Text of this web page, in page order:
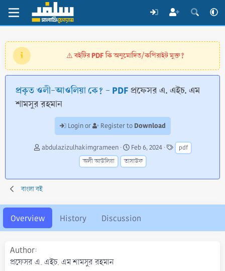
⚠️বইটির PDF কি অনুমোদিত/কপিরাইট মুক্ত?
প্রকৃত ওলী-আওলিয়া কে? - PDFপ্রফেসর এ. এইচ. এম
শামসুর রহমান
Login or Register to Download
A
o
r
abdulazizulhakimgrameen
C
r
e
o
d
a
Feb 6, 2024
T
a
pdf
অলী আউলিয়া
তাসাউফ
বাংলা বই
Overview History Discussion
Author
প্রফেসর এ. এইচ. এম শামসুর রহমান